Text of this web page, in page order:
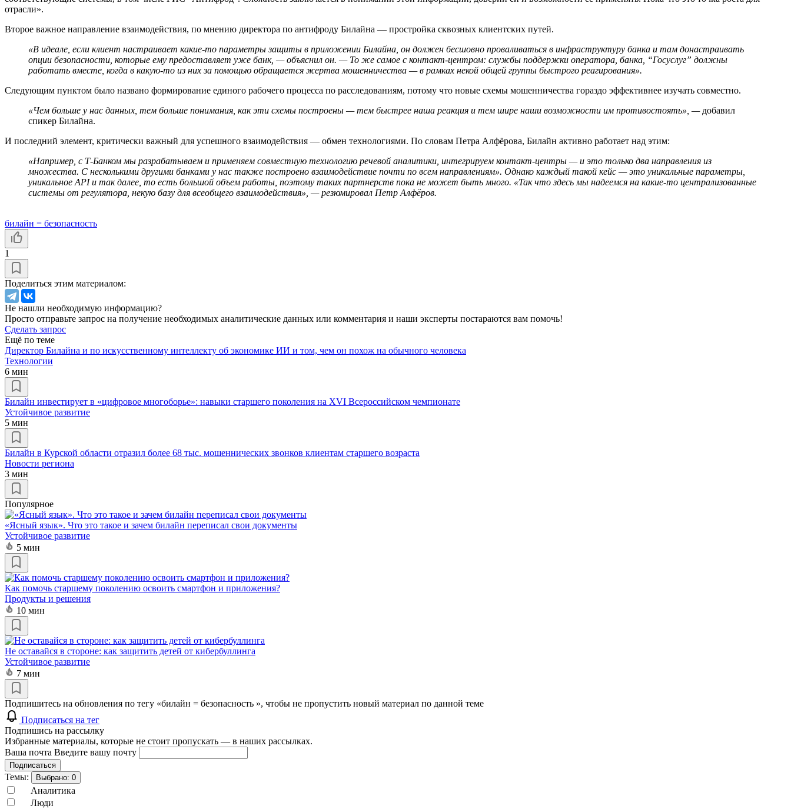
отрасли».
Второе важное направление взаимодействия, по мнению директора по антифроду Билайна — простройка сквозных клиентских путей.
«В идеале, если клиент настраивает какие-то параметры защиты в приложении Билайна, он должен бесшовно проваливаться в инфраструктуру банка и там донастраивать
опции безопасности, которые ему предоставляет уже банк, — объяснил он. — То же самое с контакт-центром: службы поддержки оператора, банка, “Госуслуг” должны
работать вместе, когда в какую-то из них за помощью обращается жертва мошенничества — в рамках некой общей группы быстрого реагирования».
Следующим пунктом было названо формирование единого рабочего процесса по расследованиям, потому что новые схемы мошенничества гораздо эффективнее изучать совместно.
«Чем больше у нас данных, тем больше понимания, как эти схемы построены — тем быстрее наша реакция и тем шире наши возможности им противостоять», — добавил
спикер Билайна.
И последний элемент, критически важный для успешного взаимодействия — обмен технологиями. По словам Петра Алфёрова, Билайн активно работает над этим:
«Например, с Т-Банком мы разрабатываем и применяем совместную технологию речевой аналитики, интегрируем контакт-центры — и это только два направления из
множества. С несколькими другими банками у нас также построено взаимодействие почти по всем направлениям». Однако каждый такой кейс — это уникальные параметры,
уникальное API и так далее, то есть большой объем работы, поэтому таких партнерств пока не может быть много. «Так что здесь мы надеемся на какие-то централизованные
системы от регулятора, некую базу для всеобщего взаимодействия», — резюмировал Петр Алфёров.
билайн = безопасность
1
Поделиться этим материалом:
Не нашли необходимую информацию?
Просто отправьте запрос на получение необходимых аналитические данных или комментария и наши эксперты постараются вам помочь!
Сделать запрос
Ещё по теме
Директор Билайна и по искусственному интеллекту об экономике ИИ и том, чем он похож на обычного человека
Технологии
6 мин
Билайн инвестирует в «цифровое многоборье»: навыки старшего поколения на XVI Всероссийском чемпионате
Устойчивое развитие
5 мин
Билайн в Курской области отразил более 68 тыс. мошеннических звонков клиентам старшего возраста
Новости региона
3 мин
Популярное
«Ясный язык». Что это такое и зачем билайн переписал свои документы
Устойчивое развитие
5 мин
Как помочь старшему поколению освоить смартфон и приложения?
Продукты и решения
10 мин
Не оставайся в стороне: как защитить детей от кибербуллинга
Устойчивое развитие
7 мин
Подпишитесь на обновления по тегу «билайн = безопасность », чтобы не пропустить новый материал по данной теме
Подписаться на тег
Подпишись на рассылку
Избранные материалы, которые не стоит пропускать — в наших рассылках.
Ваша почта Введите вашу почту
Подписаться
Темы: Выбрано: 0
Аналитика
Люди